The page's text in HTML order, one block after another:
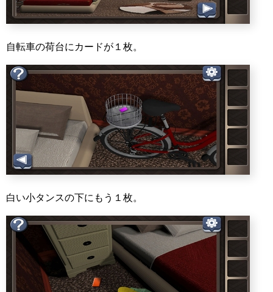
自転車の荷台にカードが１枚。
白い小タンスの下にもう１枚。